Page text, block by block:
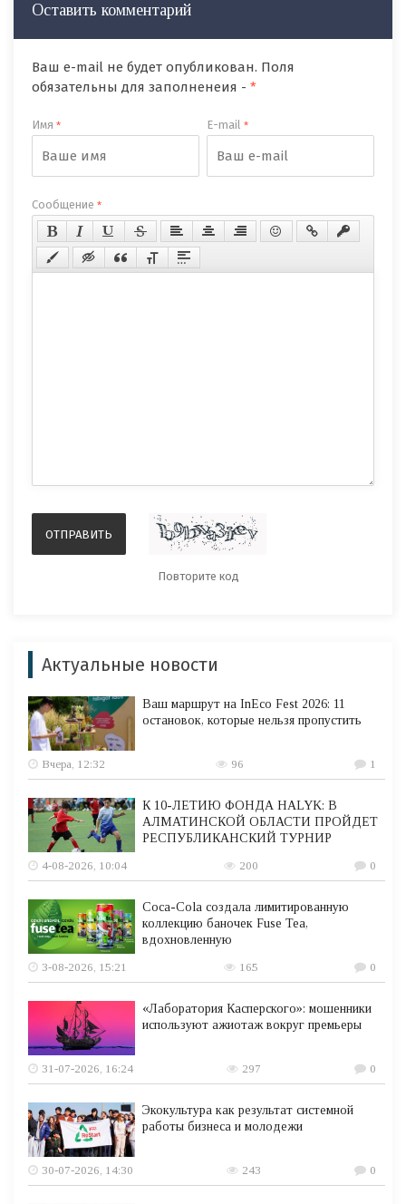
Оставить комментарий
Ваш e-mail не будет опубликован. Поля
обязательны для заполненеия - *
Имя * E-mail*
Сообщение *
Актуальные новости
Ваш маршрут на InEco Fest 2026: 11
остановок, которые нельзя пропустить
Вчера, 12:32 96 1
К 10-ЛЕТИЮ ФОНДА HALYK: В
АЛМАТИНСКОЙ ОБЛАСТИ ПРОЙДЕТ
РЕСПУБЛИКАНСКИЙ ТУРНИР
4-08-2026, 10:04
200 0
Coca-Cola создала лимитированную
коллекцию баночек Fuse Tea,
вдохновленную
3-08-2026, 15:21
165 0
«Лаборатория Касперского»: мошенники
используют ажиотаж вокруг премьеры
31-07-2026, 16:24 297 0
Экокультура как результат системной
работы бизнеса и молодежи
30-07-2026, 14:30 243 0